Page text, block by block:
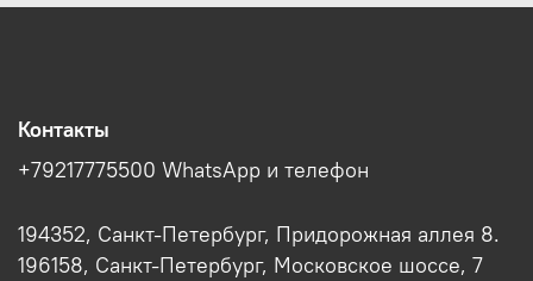
Контакты
+79217775500 WhatsApp и телефон
194352, Санкт-Петербург, Придорожная аллея 8.
196158, Санкт-Петербург, Московское шоссе, 7